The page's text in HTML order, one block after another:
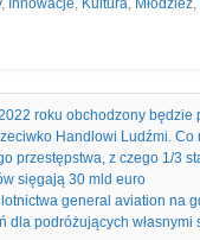
, Innowacje, Kultura, Młodzież,
roku obchodzony będzie
Handlowi Ludźmi. Co
przestępstwa, z czego 1/3
sięgają 30 mld euro
general aviation na
dla podróżujących własnymi